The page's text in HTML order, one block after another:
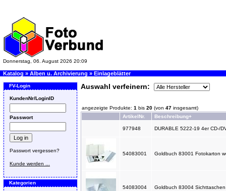
Donnerstag, 06. August 2026 20:09
Katalog » Alben u. Archivierung » Einlageblätter
FV-Login
KundenNr/LoginID
Passwort
Passwort vergessen?
Kunde werden ...
Kategorien
Auswahl verfeinern:
angezeigte Produkte: 1 bis 20 (von 47 insgesamt)
ArtikelNr.
Beschreibung+
977948 DURABLE 5222-19 4er CD-/
54083001 Goldbuch 83001 Fotokarton
54083004 Goldbuch 83004